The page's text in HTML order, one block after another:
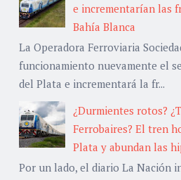
e incrementarían las
Bahía Blanca
La Operadora Ferroviaria
funcionamiento nuevamente el
del Plata e incrementará la fr...
¿Durmientes rotos?
Ferrobaires? El tren
Plata y abundan las
Por un lado, el diario La Nación